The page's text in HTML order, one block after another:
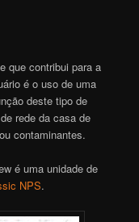
que contribui para a
é o uso de uma
deste tipo de
rede da casa de
contaminantes.
é uma unidade de
NPS.